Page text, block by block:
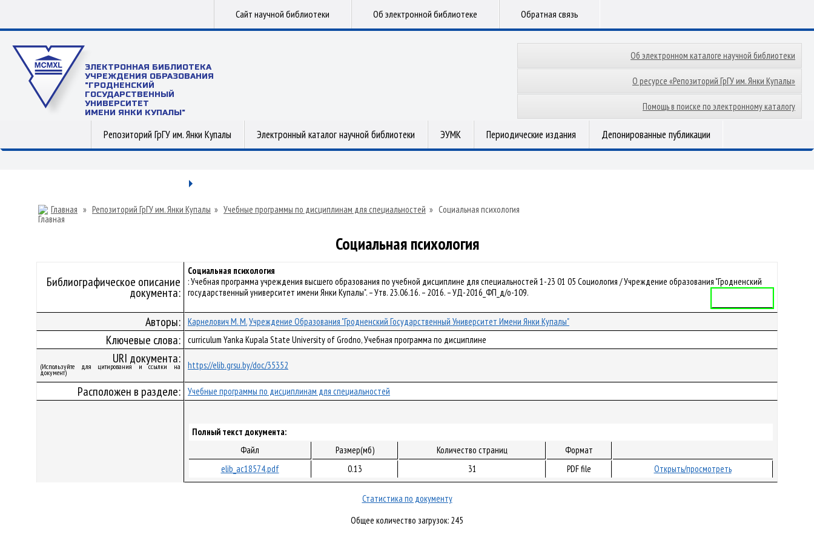
Сайт научной библиотеки Об электронной библиотеке Обратная связь
ЭЛЕКТРОННАЯ БИБЛИОТЕКА
УЧРЕЖДЕНИЯ ОБРАЗОВАНИЯ
"ГРОДНЕНСКИЙ
ГОСУДАРСТВЕННЫЙ
УНИВЕРСИТЕТ
ИМЕНИ ЯНКИ КУПАЛЫ"
Об электронном каталоге научной библиотеки
О ресурсе «Репозиторий ГрГУ им. Янки Купалы»
Помощь в поиске по электронному каталогу
Репозиторий ГрГУ им. Янки Купалы Электронный каталог научной библиотеки ЭУМК Периодические издания Депонированные публикации
Главная » Репозиторий ГрГУ им. Янки Купалы » Учебные программы по дисциплинам для специальностей » Социальная психология
Социальная психология
Библиографическое описание
документа:
Социальная психология
: Учебная программа учреждения высшего образования по учебной дисциплине для специальностей 1-23 01 05 Социология / Учреждение образования "Гродненский
государственный университет имени Янки Купалы". – Утв. 23.06.16. – 2016. – УД-2016_ФП_д/о-109.
Авторы: Карнелович М. М.Учреждение Образования "Гродненский Государственный Университет Имени Янки Купалы"
Ключевые слова: curriculum Yanka Kupala State University of Grodno, Учебная программа по дисциплине
URI документа:
(Используйте для цитирования и ссылки на
документ)
https://elib.grsu.by/doc/35352
Расположен в разделе: Учебные программы по дисциплинам для специальностей
Полный текст документа:
Файл
Размер(мб) Количество страниц
Формат
elib_ac18574.pdf
0.13 31 PDF file Открыть/просмотреть
Статистика по документу
Общее количество загрузок: 245